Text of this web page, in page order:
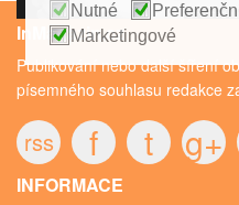
InMagazin.cz
Publikování nebo další šíření
písemného souhlasu redakce
rss f t g+
INFORMACE
Nutné
Marketingové